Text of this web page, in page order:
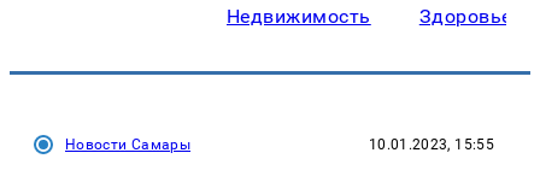
Недвижимость Здоровье
Новости Самары 10.01.2023, 15:55